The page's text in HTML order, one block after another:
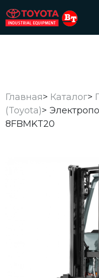
Главная> Каталог>
(Toyota)>
8FBMKT20